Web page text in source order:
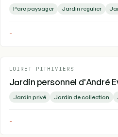
Parc paysager Jardin régulier
-
LOIRET - PITHIVIERS
Jardin personnel d'André
Jardin privé Jardin de collection
-